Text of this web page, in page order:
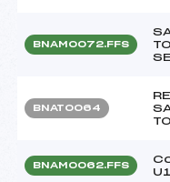
BNAM0072.FFS
BNAT0064
BNAM0062.FFS